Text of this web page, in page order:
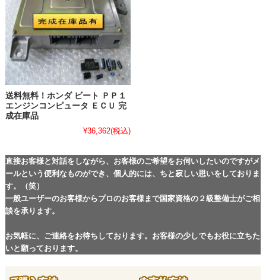
送料無料！ホンダ ビート ＰＰ１
エンジンコンピュータ ＥＣＵ 完
成在庫品
¥36,362(税込)
直接お客様と対話をしながら、お客様のご希望をお伺いしたいのですがメ
ールという便利なものができ、個人的には、ちと寂しい思いをしておりま
す。（笑）
一般ユーザーのお客様からプロのお客様まで国家資格の２級整備士がご相
談を承ります。
お気軽に、ご連絡をお待ちしております。お客様の少しでもお役に立ちた
いと願っております。